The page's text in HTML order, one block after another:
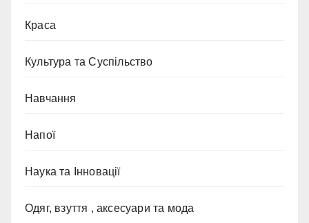
Краса
Культура та Суспільство
Навчання
Напої
Наука та Інновації
Одяг, взуття , аксесуари та мода